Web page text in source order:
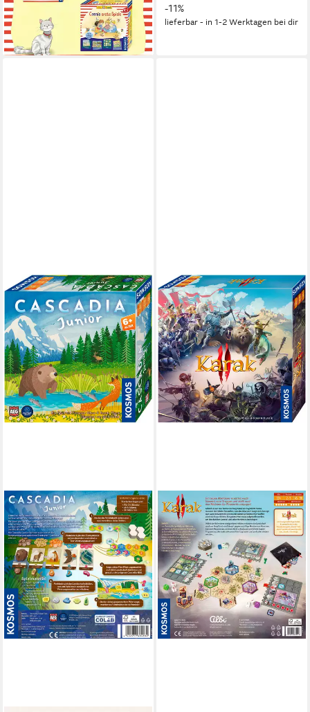
ab 9,54 € 10,99 €
-13%
lieferbar - in 1-2 Werktagen bei dir
-11%
lieferbar - in 1-2 Werktagen bei dir
KOSMOS
Spiel Karak 2, Strategiespiel
ab 47,24 €
lieferbar - in 1-2 Werktagen bei dir